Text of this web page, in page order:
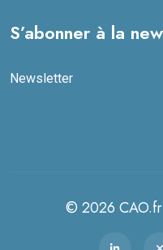
S’abonner à la
Newsletter
© 2026 CAO.fr